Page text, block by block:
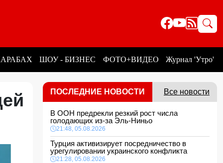
ШОУ - БИЗНЕС ФОТО+ВИДЕО Журнал 'Утро'
ПОСЛЕДНИЕ НОВОСТИ Все новости
В ООН предрекли резкий рост числа
голодающих из-за Эль-Ниньо
21:48, 05.08.2026
Турция активизирует посредничество в
урегулировании украинского конфликта
21:28, 05.08.2026